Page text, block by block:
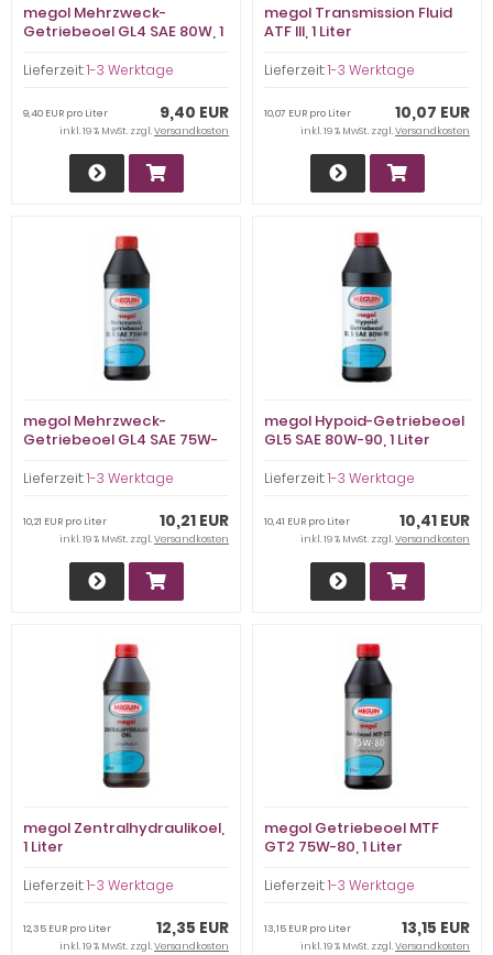
megol Mehrzweck-
Getriebeoel GL4 SAE 80W, 1
Lieferzeit:1-3 Werktage
9,40 EUR
9,40 EUR pro Liter
inkl. 19 % MwSt. zzgl.Versandkosten
megol Transmission Fluid
ATF III, 1 Liter
Lieferzeit:1-3 Werktage
10,07 EUR
10,07 EUR pro Liter
inkl. 19 % MwSt. zzgl.Versandkosten
megol Mehrzweck-
Getriebeoel GL4 SAE 75W-
Lieferzeit:1-3 Werktage
10,21 EUR
10,21 EUR pro Liter
inkl. 19 % MwSt. zzgl.Versandkosten
megol Hypoid-Getriebeoel
GL5 SAE 80W-90, 1 Liter
Lieferzeit:1-3 Werktage
10,41 EUR
10,41 EUR pro Liter
inkl. 19 % MwSt. zzgl.Versandkosten
megol Zentralhydraulikoel,
1 Liter
Lieferzeit:1-3 Werktage
12,35 EUR
12,35 EUR pro Liter
inkl. 19 % MwSt. zzgl.Versandkosten
megol Getriebeoel MTF
GT2 75W-80, 1 Liter
Lieferzeit:1-3 Werktage
13,15 EUR
13,15 EUR pro Liter
inkl. 19 % MwSt. zzgl.Versandkosten